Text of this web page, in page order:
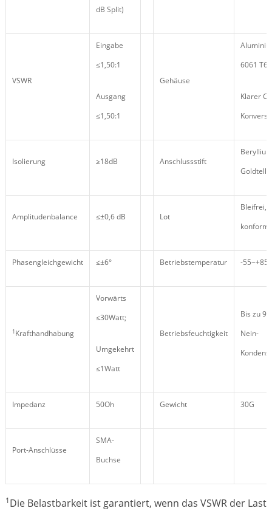
dB Split)
VSWR
Eingabe
≤1,50:1
Ausgang
≤1,50:1
Gehäuse
6061 T6
Klarer
Isolierung ≥18dB Anschlussstift
Amplitudenbalance ≤±0,6 dB Lot
Bleifrei,
konform
Phasengleichgewicht ≤±6° Betriebstemperatur -
1 Krafthandhabung
Vorwärts
≤30Watt;
Umgekehrt
≤1Watt
Betriebsfeuchtigkeit
Bis zu 95
Nein-
Impedanz 50Oh Gewicht 30G
Port-Anschlüsse
SMA-
Buchse
1Die Belastbarkeit ist garantiert, wenn das VSWR der Last